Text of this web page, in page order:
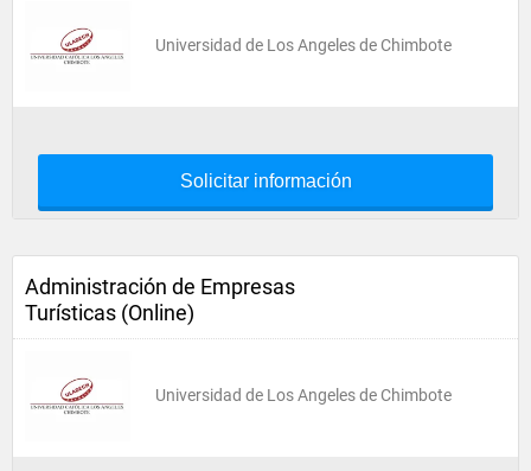
Universidad de Los Angeles de Chimbote
Solicitar información
Administración de Empresas
Turísticas (Online)
Universidad de Los Angeles de Chimbote